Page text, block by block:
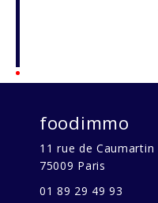
foodimmo
11 rue de Caumartin
75009 Paris
01 89 29 49 93